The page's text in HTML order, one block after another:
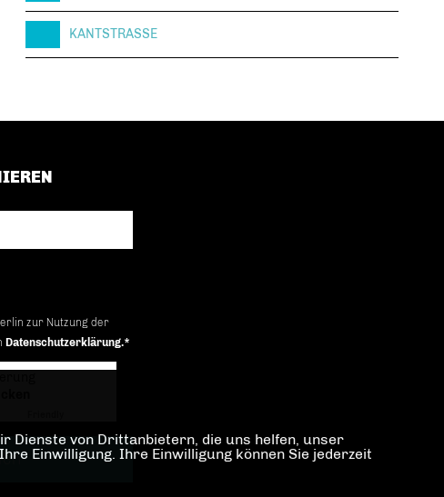
KANTSTRASSE
zur Nutzung der
Datenschutzerklärung.*
Dienste von Drittanbietern, die uns helfen, unser
Einwilligung. Ihre Einwilligung können Sie jederzeit